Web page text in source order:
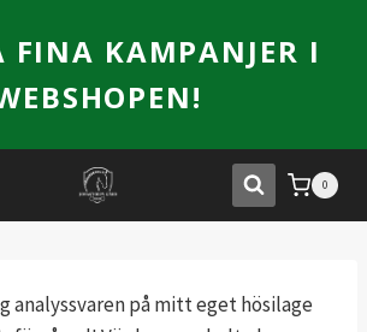
FINA KAMPANJER I
0
analyssvaren på mitt eget hösilage